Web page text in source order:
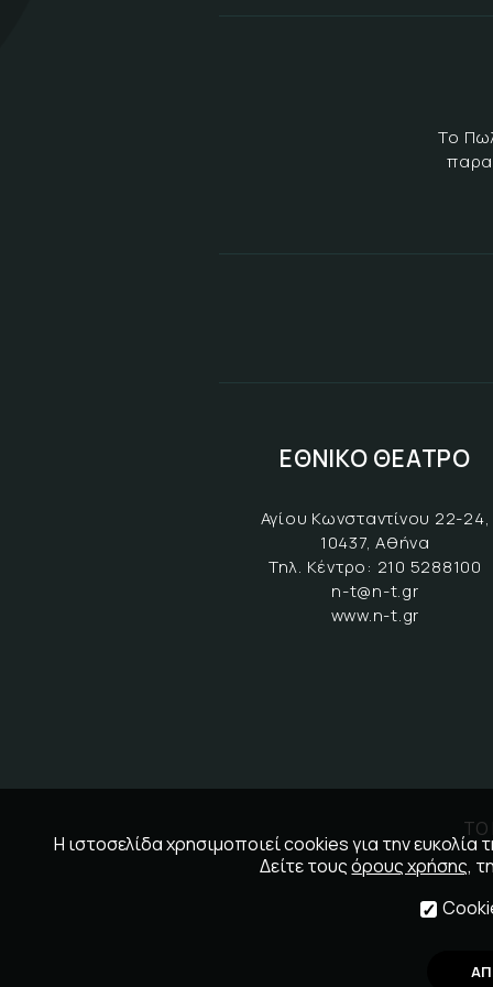
Το
ΕΘΝΙΚΟ ΘΕΑΤΡΟ
Αγίου Κωνσταντίνου 22-24,
10437, Αθήνα
Τηλ. Κέντρο: 210 5288100
n-t@n-t.gr
www.n-t.gr
ΤΟ
Η ιστοσελίδα χρησιμοποιεί cookies για την
Δείτε τουςόρους χρήσης,